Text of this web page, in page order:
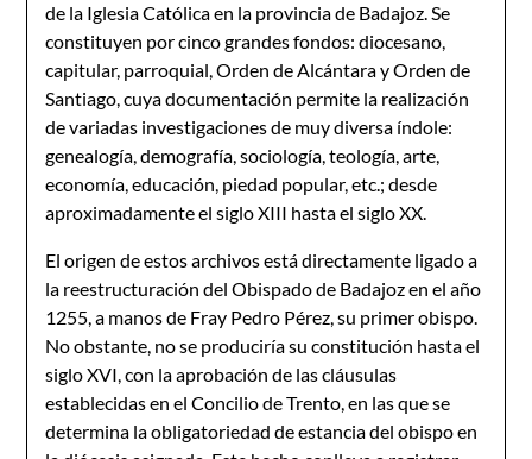
de la Iglesia Católica en la provincia de Badajoz. Se
constituyen por cinco grandes fondos: diocesano,
capitular, parroquial, Orden de Alcántara y Orden de
Santiago, cuya documentación permite la realización
de variadas investigaciones de muy diversa índole:
genealogía, demografía, sociología, teología, arte,
economía, educación, piedad popular, etc.; desde
aproximadamente el siglo XIII hasta el siglo XX.
El origen de estos archivos está directamente ligado a
la reestructuración del Obispado de Badajoz en el año
1255, a manos de Fray Pedro Pérez, su primer obispo.
No obstante, no se produciría su constitución hasta el
siglo XVI, con la aprobación de las cláusulas
establecidas en el Concilio de Trento, en las que se
determina la obligatoriedad de estancia del obispo en